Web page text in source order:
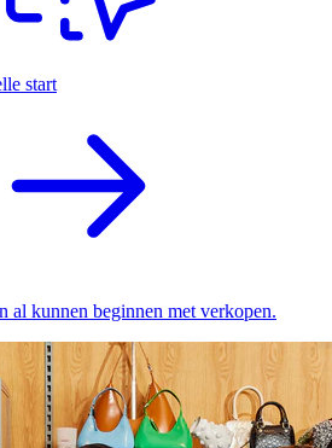
start
al kunnen beginnen met verkopen.